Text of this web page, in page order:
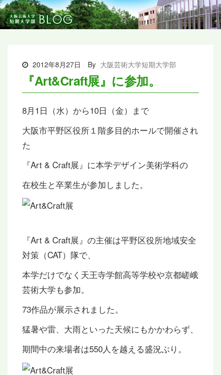
2012年8月27日 By 大阪芸術大学短期大学部
『Art&Craft展』に参加。
8月1日（水）から10日（金）まで
大阪市平野区役所１階多目的ホールで開催され
た
『Art & Craft展』に本学デザイン美術学科の
在校生と卒業生が参加しました。
『Art & Craft展』の主催は平野区役所地域安全
対策（CAT）隊で、
本学だけでなく天王寺学館高等学校や京都嵯峨
芸術大学も参加。
73作品が展示されました。
猛暑や雷、大雨といった天候にもかかわらず、
期間中の来場者は550人を越える盛況ぶり。